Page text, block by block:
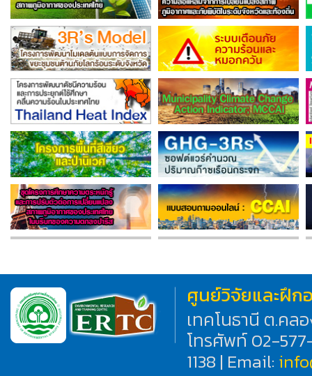
ศูนย์วิจัยและฝึ
เทคโนธานี ต.คล
โทรศัพท์ 02-
1138 | Email: